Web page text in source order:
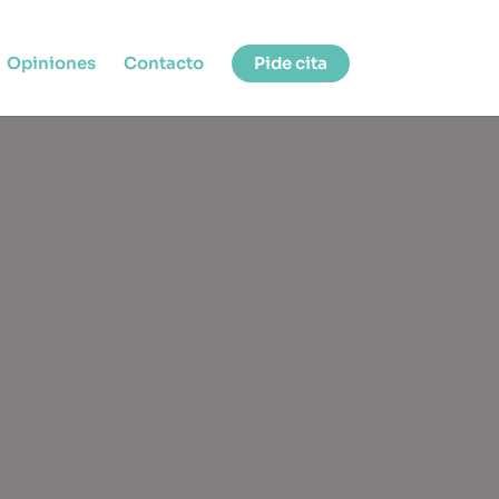
Opiniones Contacto Pide cita